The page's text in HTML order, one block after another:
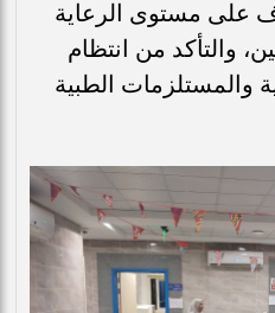
على مستوى الرعاية
والتأكد من انتظام
والمستلزمات الطبية